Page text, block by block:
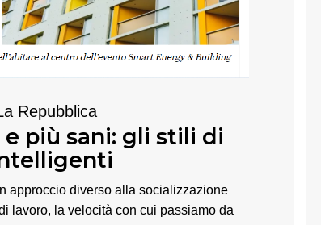
Repubblica
più sani: gli stili di
approccio diverso alla socializzazione
lavoro, la velocità con cui passiamo da